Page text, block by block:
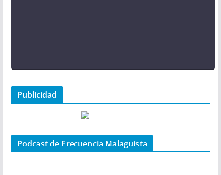
Publicidad
Podcast de Frecuencia Malaguista